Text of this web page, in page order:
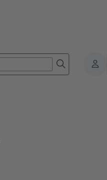
Board-to-Board Steckverbinder